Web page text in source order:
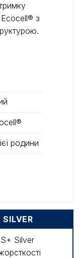
з
родини
Silver